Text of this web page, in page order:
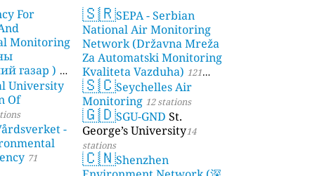
For
Monitoring
газар ) 21
University
Of
-
71
🇸🇷SEPA - Serbian
National Air Monitoring
Network (Državna Mreža
Za Automatski Monitoring
Kvaliteta Vazduha) 121
stations
🇸🇨Seychelles Air
Monitoring 12 stations
🇬🇩SGU-GND St.
George’s University14
stations
🇨🇳Shenzhen